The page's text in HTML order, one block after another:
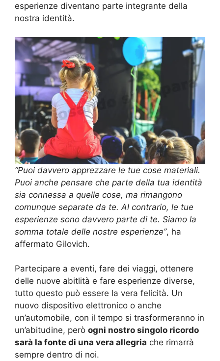
esperienze diventano parte integrante della
nostra identità.
“Puoi davvero apprezzare le tue cose materiali.
Puoi anche pensare che parte della tua identità
sia connessa a quelle cose, ma rimangono
comunque separate da te. Al contrario, le tue
esperienze sono davvero parte di te. Siamo la
somma totale delle nostre esperienze”, ha
affermato Gilovich.
Partecipare a eventi, fare dei viaggi, ottenere
delle nuove abitlità e fare esperienze diverse,
tutto questo può essere la vera felicità. Un
nuovo dispositivo elettronico o anche
un’automobile, con il tempo si trasformeranno in
un’abitudine, però ogni nostro singolo ricordo
sarà la fonte di una vera allegria che rimarrà
sempre dentro di noi.